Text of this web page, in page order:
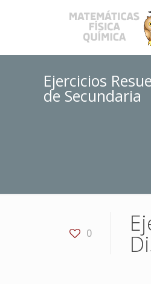
Ejercicios
de Secundaria
0